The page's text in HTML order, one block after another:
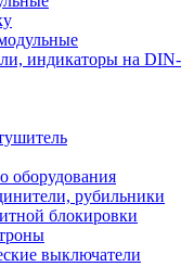
индикаторы на DIN-
оборудования
рубильники
блокировки
выключатели